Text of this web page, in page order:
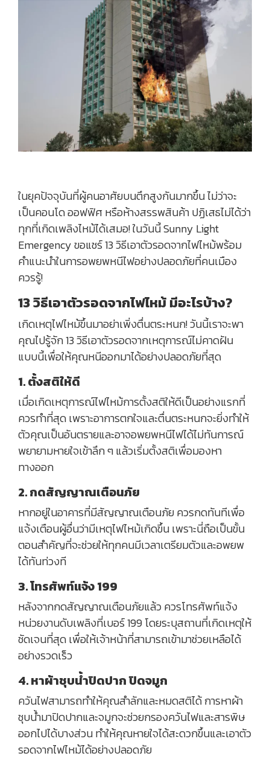
ในยุคปัจจุบันที่ผู้คนอาศัยบนตึกสูงกันมากขึ้น ไม่ว่าจะ
เป็นคอนโด ออฟฟิศ หรือห้างสรรพสินค้า ปฏิเสธไม่ได้ว่า
ทุกที่เกิดเพลิงไหม้ได้เสมอ! ในวันนี้ Sunny Light
Emergency ขอแชร์ 13 วิธีเอาตัวรอดจากไฟไหม้พร้อม
คำแนะนำในการอพยพหนีไฟอย่างปลอดภัยที่คนเมือง
ควรรู้!
13 วิธีเอาตัวรอดจากไฟไหม้ มีอะไรบ้าง?
เกิดเหตุไฟไหม้ขึ้นมาอย่าเพิ่งตื่นตระหนก! วันนี้เราจะพา
คุณไปรู้จัก 13 วิธีเอาตัวรอดจากเหตุการณ์ไม่คาดฝัน
แบบนี้เพื่อให้คุณหนีออกมาได้อย่างปลอดภัยที่สุด
1. ตั้งสติให้ดี
เมื่อเกิดเหตุการณ์ไฟไหม้การตั้งสติให้ดีเป็นอย่างแรกที่
ควรทำที่สุด เพราะอาการตกใจและตื่นตระหนกจะยิ่งทำให้
ตัวคุณเป็นอันตรายและอาจอพยพหนีไฟได้ไม่ทันการณ์
พยายามหายใจเข้าลึก ๆ แล้วเริ่มตั้งสติเพื่อมองหา
ทางออก
2. กดสัญญาณเตือนภัย
หากอยู่ในอาคารที่มีสัญญาณเตือนภัย ควรกดทันทีเพื่อ
แจ้งเตือนผู้อื่นว่ามีเหตุไฟไหม้เกิดขึ้น เพราะนี่ถือเป็นขั้น
ตอนสำคัญที่จะช่วยให้ทุกคนมีเวลาเตรียมตัวและอพยพ
ได้ทันท่วงที
3. โทรศัพท์แจ้ง 199
หลังจากกดสัญญาณเตือนภัยแล้ว ควรโทรศัพท์แจ้ง
หน่วยงานดับเพลิงที่เบอร์ 199 โดยระบุสถานที่เกิดเหตุให้
ชัดเจนที่สุด เพื่อให้เจ้าหน้าที่สามารถเข้ามาช่วยเหลือได้
อย่างรวดเร็ว
4. หาผ้าชุบน้ำปิดปาก ปิดจมูก
ควันไฟสามารถทำให้คุณสำลักและหมดสติได้ การหาผ้า
ชุบน้ำมาปิดปากและจมูกจะช่วยกรองควันไฟและสารพิษ
ออกไปได้บางส่วน ทำให้คุณหายใจได้สะดวกขึ้นและเอาตัว
รอดจากไฟไหม้ได้อย่างปลอดภัย